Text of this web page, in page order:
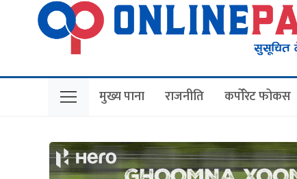
मुख्य पाना राजनीति कर्पोरेट फोकस